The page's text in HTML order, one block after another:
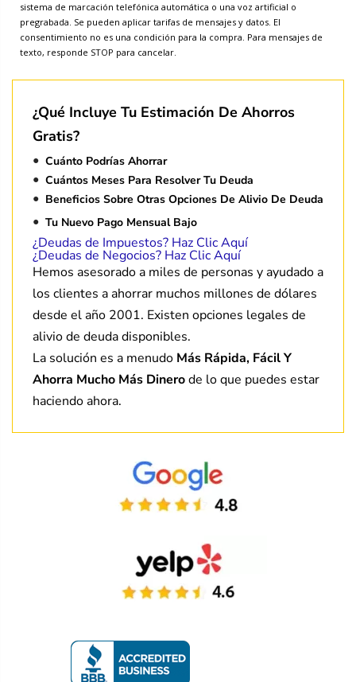
sistema de marcación telefónica automática o una voz artificial o
pregrabada. Se pueden aplicar tarifas de mensajes y datos. El
consentimiento no es una condición para la compra. Para mensajes de
texto, responde STOP para cancelar.
¿Qué Incluye Tu Estimación De Ahorros
Gratis?
Cuánto Podrías Ahorrar
Cuántos Meses Para Resolver Tu Deuda
Beneficios Sobre Otras Opciones De Alivio De Deuda
Tu Nuevo Pago Mensual Bajo
¿Deudas de Impuestos? Haz Clic Aquí
¿Deudas de Negocios? Haz Clic Aquí
Hemos asesorado a miles de personas y ayudado a
los clientes a ahorrar muchos millones de dólares
desde el año 2001. Existen opciones legales de
alivio de deuda disponibles.
La solución es a menudo Más Rápida, Fácil Y
Ahorra Mucho Más Dinerode lo que puedes estar
haciendo ahora.